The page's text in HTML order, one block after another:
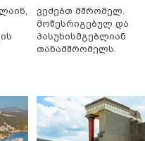
ვეძებთ მშრომელ.
მოწესრიგებულ და
პასუხისმგებლიან
თანამშრომელს.